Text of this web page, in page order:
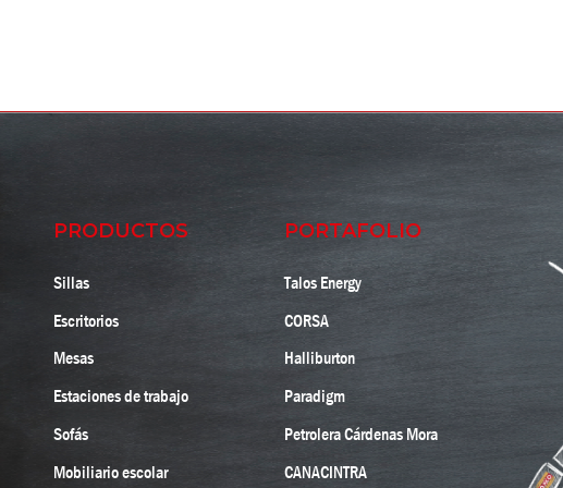
PRODUCTOS
Sillas
Escritorios
Mesas
Estaciones de trabajo
Sofás
Mobiliario escolar
PORTAFOLIO
Talos Energy
CORSA
Halliburton
Paradigm
Petrolera Cárdenas Mora
CANACINTRA